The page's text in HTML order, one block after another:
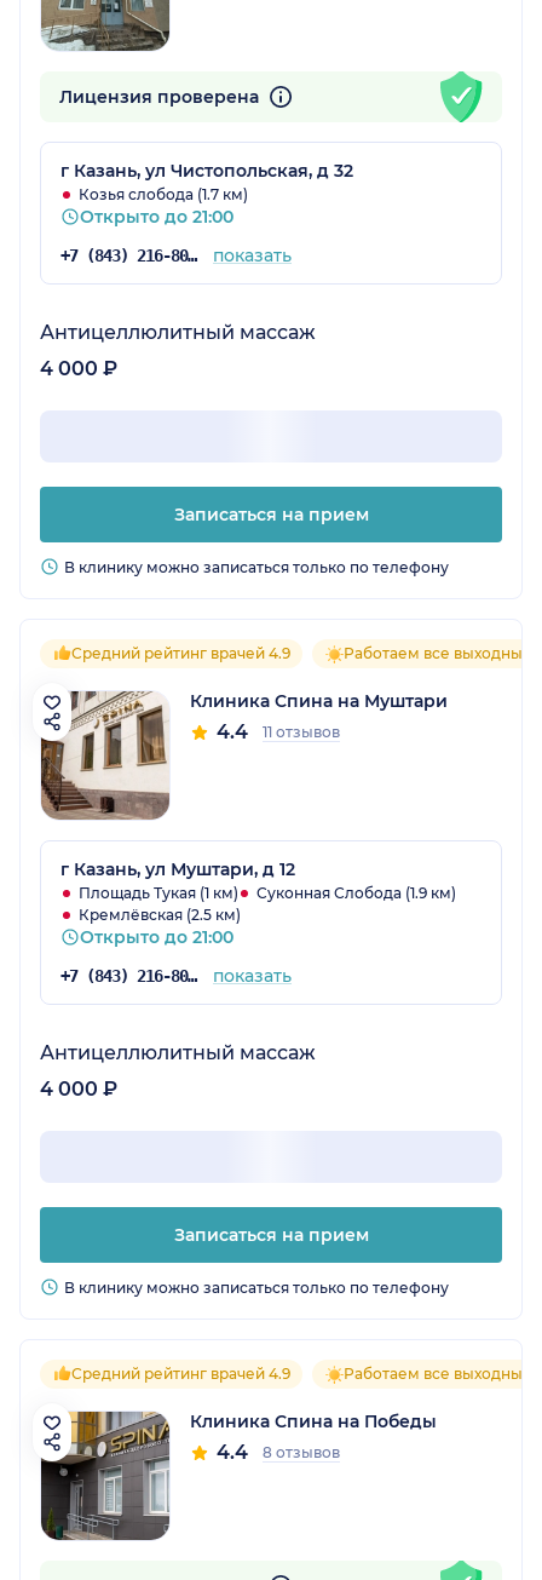
Лицензия проверена
г Казань, ул Чистопольская, д 32
Козья слобода (1.7 км)
Открыто до 21:00
+7 (843) 216-80-19 показать
Антицеллюлитный массаж
4 000 ₽
Записаться на прием
В клинику можно записаться только по телефону
Средний рейтинг врачей 4.9 Работаем все выходные
Клиника Спина на Муштари
4.4 11 отзывов
г Казань, ул Муштари, д 12
Площадь Тукая (1 км)
Суконная Слобода (1.9 км)
Кремлёвская (2.5 км)
Открыто до 21:00
+7 (843) 216-80-19 показать
Антицеллюлитный массаж
4 000 ₽
Записаться на прием
В клинику можно записаться только по телефону
Средний рейтинг врачей 4.9 Работаем все выходные
Клиника Спина на Победы
4.4 8 отзывов